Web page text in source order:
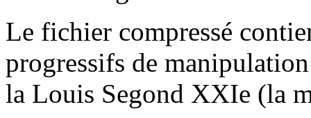
Le fichier compressé
progressifs de
la Louis Segond XXIe (la